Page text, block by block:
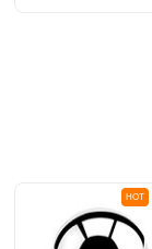
HOT